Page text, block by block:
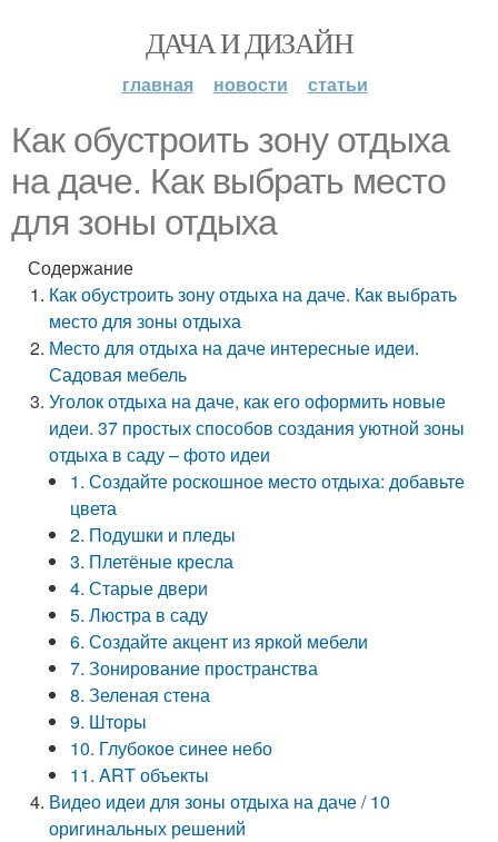
ДАЧА И ДИЗАЙН
главная новости статьи
Как обустроить зону отдыха
на даче. Как выбрать место
для зоны отдыха
Содержание
Как обустроить зону отдыха на даче. Как выбрать
место для зоны отдыха
Место для отдыха на даче интересные идеи.
Садовая мебель
Уголок отдыха на даче, как его оформить новые
идеи. 37 простых способов создания уютной зоны
отдыха в саду – фото идеи
1. Создайте роскошное место отдыха: добавьте
цвета
2. Подушки и пледы
3. Плетёные кресла
4. Старые двери
5. Люстра в саду
6. Создайте акцент из яркой мебели
7. Зонирование пространства
8. Зеленая стена
9. Шторы
10. Глубокое синее небо
11. ART объекты
Видео идеи для зоны отдыха на даче / 10
оригинальных решений